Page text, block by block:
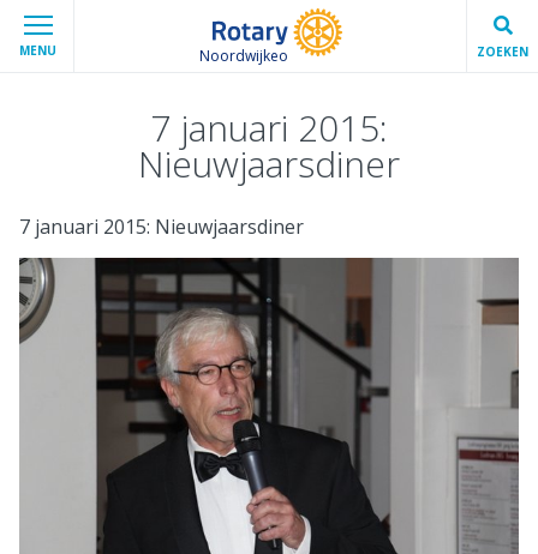
MENU Noordwijkeo ZOEKEN
7 januari 2015:
Nieuwjaarsdiner
7 januari 2015: Nieuwjaarsdiner